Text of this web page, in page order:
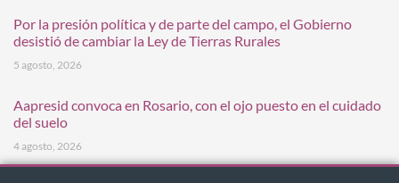
Por la presión política y de parte del campo, el Gobierno
desistió de cambiar la Ley de Tierras Rurales
5 agosto, 2026
Aapresid convoca en Rosario, con el ojo puesto en el cuidado
del suelo
4 agosto, 2026